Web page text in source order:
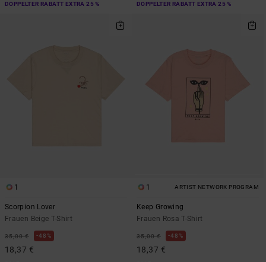
DOPPELTER RABATT EXTRA 25 % DOPPELTER RABATT EXTRA 25 %
1
Scorpion Lover
Frauen Beige T-Shirt
35,00 € 48%
18,37 €
1 ARTIST NETWORK PROGRAM
Keep Growing
Frauen Rosa T-Shirt
35,00 € 48%
18,37 €